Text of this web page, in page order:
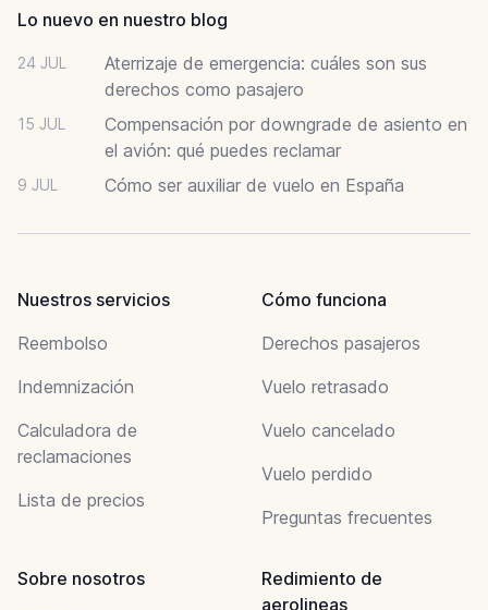
Lo nuevo en nuestro blog
24 JUL
Aterrizaje de emergencia: cuáles son sus
derechos como pasajero
15 JUL
Compensación por downgrade de asiento en
el avión: qué puedes reclamar
9 JUL Cómo ser auxiliar de vuelo en España
Nuestros servicios
Reembolso
Indemnización
Calculadora de
reclamaciones
Lista de precios
Cómo funciona
Derechos pasajeros
Vuelo retrasado
Vuelo cancelado
Vuelo perdido
Preguntas frecuentes
Sobre nosotros
Redimiento de
aerolineas